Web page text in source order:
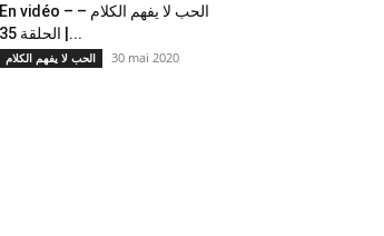
En vidéo – الحب لا يفهم الكلام –
الحلقة 35 |...
الحب لا يفهم الكلام 30 mai 2020